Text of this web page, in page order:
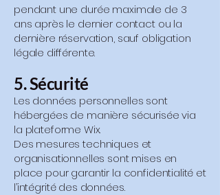
pendant une durée maximale de 3
ans après le dernier contact ou la
dernière réservation, sauf obligation
légale différente.
5. Sécurité
Les données personnelles sont
hébergées de manière sécurisée via
la plateforme Wix.
Des mesures techniques et
organisationnelles sont mises en
place pour garantir la confidentialité et
l’intégrité des données.